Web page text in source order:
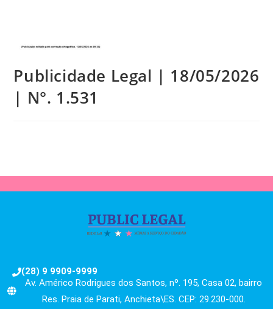
Publicidade Legal | 18/05/2026
| N°. 1.531
(28) 9 9909-9999
Av. Américo Rodrigues dos Santos, nº. 195, Casa 02, bairro
Res. Praia de Parati, Anchieta\ES. CEP: 29.230-000.